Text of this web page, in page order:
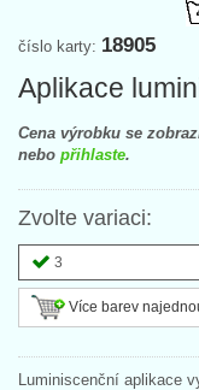
číslo karty: 18905
Aplikace
Cena výrobku se
nebo přihlaste.
Zvolte variaci:
3
Více barev najednou
Luminiscenční aplikace